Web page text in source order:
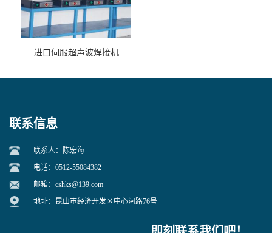
进口伺服超声波焊接机
联系信息
联系人：陈宏海
电话：0512-55084382
邮箱： cshks@139.com
地址：昆山市经济开发区中心河路76号